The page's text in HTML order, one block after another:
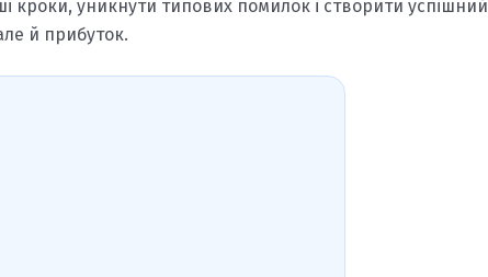
кроки, уникнути типових помилок і створити успішний
й прибуток.